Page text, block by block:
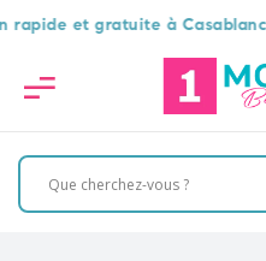
et gratuite à Casablanca 🕒🚚